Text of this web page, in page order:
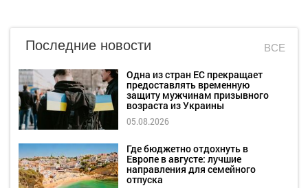
Последние новости ВСЕ
Одна из стран ЕС прекращает
предоставлять временную
защиту мужчинам призывного
возраста из Украины
05.08.2026
Где бюджетно отдохнуть в
Европе в августе: лучшие
направления для семейного
отпуска